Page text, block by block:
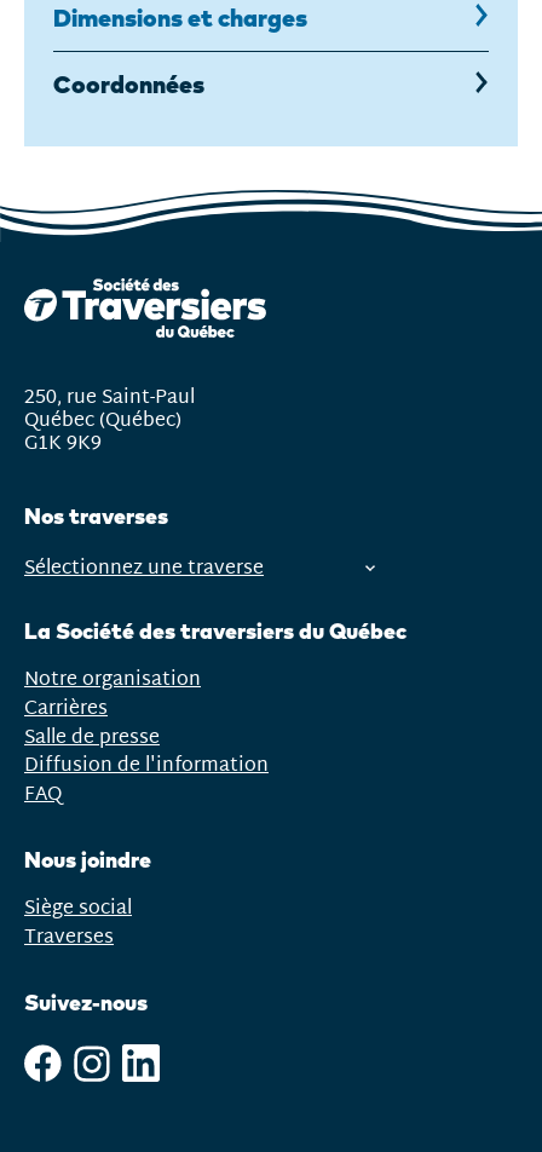
Dimensions et charges
,
page
courante
Coordonnées
250, rue Saint-Paul
Québec (Québec)
G1K 9K9
Nos traverses
Ouvrir
menu
Sélectionnez une traverse
La Société des traversiers du Québec
Notre organisation
Carrières
Salle de presse
Diffusion de l'information
FAQ
Nous joindre
Siège social
Traverses
Suivez-nous